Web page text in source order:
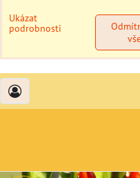
Ukázat
podrobnosti